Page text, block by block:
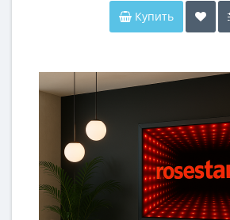
Купить